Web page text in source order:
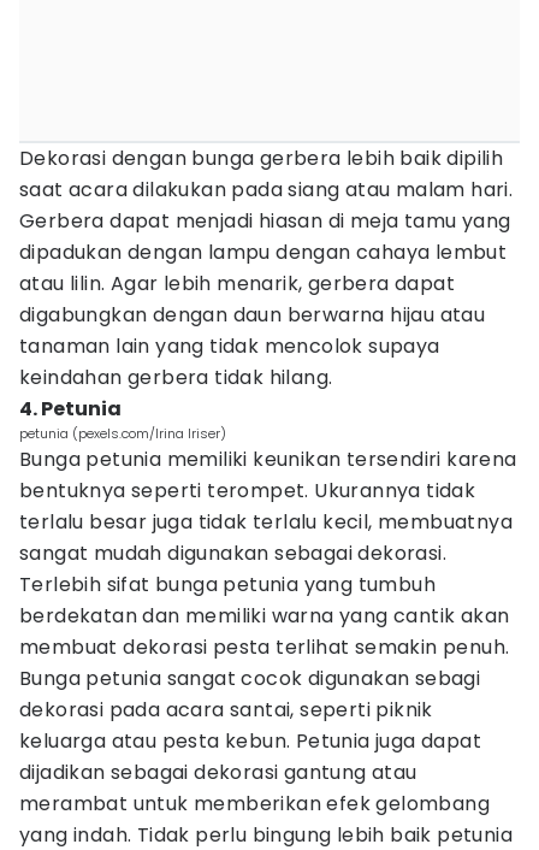
Dekorasi dengan bunga gerbera lebih baik dipilih
saat acara dilakukan pada siang atau malam hari.
Gerbera dapat menjadi hiasan di meja tamu yang
dipadukan dengan lampu dengan cahaya lembut
atau lilin. Agar lebih menarik, gerbera dapat
digabungkan dengan daun berwarna hijau atau
tanaman lain yang tidak mencolok supaya
keindahan gerbera tidak hilang.
4. Petunia
petunia (pexels.com/Irina Iriser)
Bunga petunia memiliki keunikan tersendiri karena
bentuknya seperti terompet. Ukurannya tidak
terlalu besar juga tidak terlalu kecil, membuatnya
sangat mudah digunakan sebagai dekorasi.
Terlebih sifat bunga petunia yang tumbuh
berdekatan dan memiliki warna yang cantik akan
membuat dekorasi pesta terlihat semakin penuh.
Bunga petunia sangat cocok digunakan sebagi
dekorasi pada acara santai, seperti piknik
keluarga atau pesta kebun. Petunia juga dapat
dijadikan sebagai dekorasi gantung atau
merambat untuk memberikan efek gelombang
yang indah. Tidak perlu bingung lebih baik petunia